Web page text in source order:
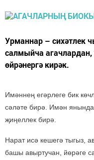
Урманнар – сихәтлек
салмыйча
өйрәнергә кирәк.
Имәннең егәрлеге бик
сәләте бирә. Имән
җиңеллек бирә.
Нарат исә кешегә тыгыз,
башы авыртучан, йөрәге